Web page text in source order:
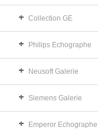
Collection GE
Philips Echographe
Neusoft Galerie
Siemens Galerie
Emperor Echographe